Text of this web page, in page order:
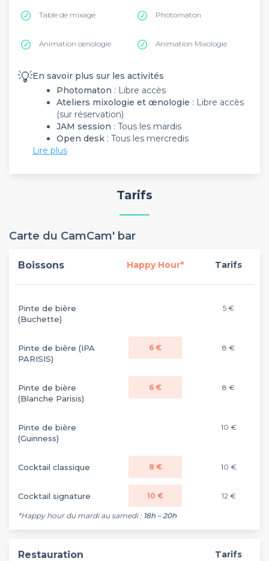
Table de mixage Photomaton
Animation oenologie Animation Mixologie
💡En savoir plus sur les activités
Photomaton : Libre accès
Ateliers mixologie et œnologie : Libre accès
(sur réservation)
JAM session : Tous les mardis
Open desk : Tous les mercredis
Lire plus
Tarifs
Carte du CamCam' bar
Boissons Happy Hour* Tarifs
Pinte de bière
(Buchette)
5 €
Pinte de bière (IPA
PARISIS)
6 € 8 €
Pinte de bière
(Blanche Parisis)
6 € 8 €
Pinte de bière
(Guinness)
10 €
Cocktail classique 8 € 10 €
Cocktail signature 10 € 12 €
*Happy hour du mardi au samedi : 18h – 20h
Restauration Tarifs